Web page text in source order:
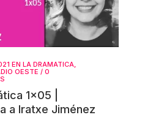
EN LA DRAMATICA,
OESTE / 0
1×05 |
a Iratxe Jiménez